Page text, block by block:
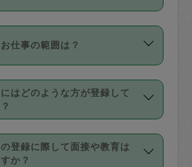
など）は支払にはご利
払いも対応していませ
ジさんの交通費も、依頼料
わせてお支払いとなりま
されます。
を超えたキャンセルは有償
期の場合は３回以上のキャ
（1200円、隔週定期の場合
キャンセルが有償（1200
の金額は「依頼の詳細」に
あります。いずれも１回あ
す。
～１２時
～１６時
～２１時
間前後変更することが可
仕事の範囲は？
納、洗濯、買い物、料理、
タスカジさんによってで
囲が異なりますので、依頼
カジさんのプロフィールで
い。
はどのような方が登録して
年の家事経験をお持ちの
理師といった資格者で保
登録に際して面接や教育は
か？